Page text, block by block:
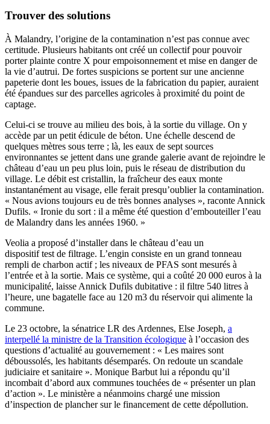
Trouver des solutions
À Malandry, l’origine de la contamination n’est pas connue avec
certitude. Plusieurs habitants ont créé un collectif pour pouvoir
porter plainte contre X pour empoisonnement et mise en danger de
la vie d’autrui. De fortes suspicions se portent sur une ancienne
papeterie dont les boues, issues de la fabrication du papier, auraient
été épandues sur des parcelles agricoles à proximité du point de
captage.
Celui-ci se trouve au milieu des bois, à la sortie du village. On y
accède par un petit édicule de béton. Une échelle descend de
quelques mètres sous terre ; là, les eaux de sept sources
environnantes se jettent dans une grande galerie avant de rejoindre le
château d’eau un peu plus loin, puis le réseau de distribution du
village. Le débit est cristallin, la fraîcheur des eaux monte
instantanément au visage, elle ferait presqu’oublier la contamination.
« Nous avions toujours eu de très bonnes analyses », raconte Annick
Dufils. « Ironie du sort : il a même été question d’embouteiller l’eau
de Malandry dans les années 1960. »
Veolia a proposé d’installer dans le château d’eau un
dispositif test de filtrage. L’engin consiste en un grand tonneau
rempli de charbon actif ; les niveaux de PFAS sont mesurés à
l’entrée et à la sortie. Mais ce système, qui a coûté 20 000 euros à la
municipalité, laisse Annick Dufils dubitative : il filtre 540 litres à
l’heure, une bagatelle face au 120 m3 du réservoir qui alimente la
commune.
Le 23 octobre, la sénatrice LR des Ardennes, Else Joseph, a
interpellé la ministre de la Transition écologique à l’occasion des
questions d’actualité au gouvernement : « Les maires sont
déboussolés, les habitants désemparés. On redoute un scandale
judiciaire et sanitaire ». Monique Barbut lui a répondu qu’il
incombait d’abord aux communes touchées de « présenter un plan
d’action ». Le ministère a néanmoins chargé une mission
d’inspection de plancher sur le financement de cette dépollution.